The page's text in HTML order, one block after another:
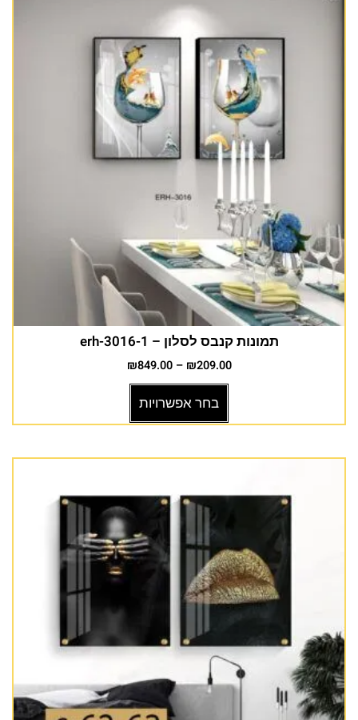
תמונות קנבס לסלון – erh-3016-1
₪209.00
–
₪849.00
בחר אפשרויות